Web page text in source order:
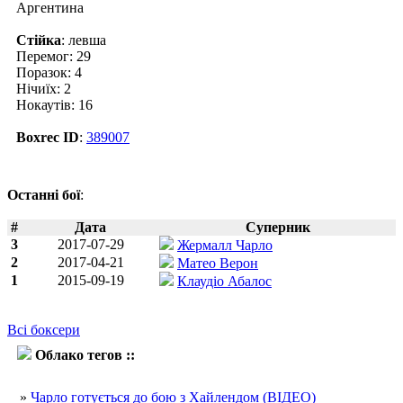
Аргентина
Стійка: левша
Перемог: 29
Поразок: 4
Нічиїх: 2
Нокаутів: 16
Boxrec ID: 389007
Останні бої:
# Дата
Суперник
3
2017-07-29
Жермалл Чарло
2
2017-04-21
Матео Верон
1
2015-09-19 Клаудіо Абалос
Всі боксери
Облако тегов ::
» Чарло готується до бою з Хайлендом (ВІДЕО)